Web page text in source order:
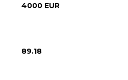
4000 EUR
89.18